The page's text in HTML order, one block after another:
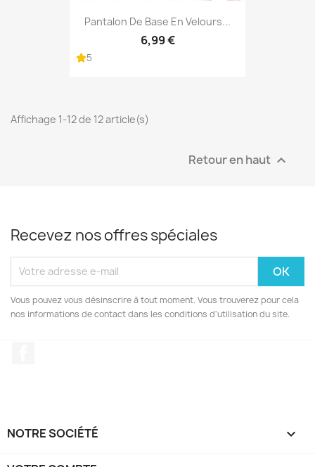
Pantalon De Base En Velours...
6,99 €
5
Affichage 1-12 de 12 article(s)
Retour en haut 
Recevez nos offres spéciales
Vous pouvez vous désinscrire à tout moment. Vous trouverez pour cela
nos informations de contact dans les conditions d'utilisation du site.
NOTRE SOCIÉTÉ 